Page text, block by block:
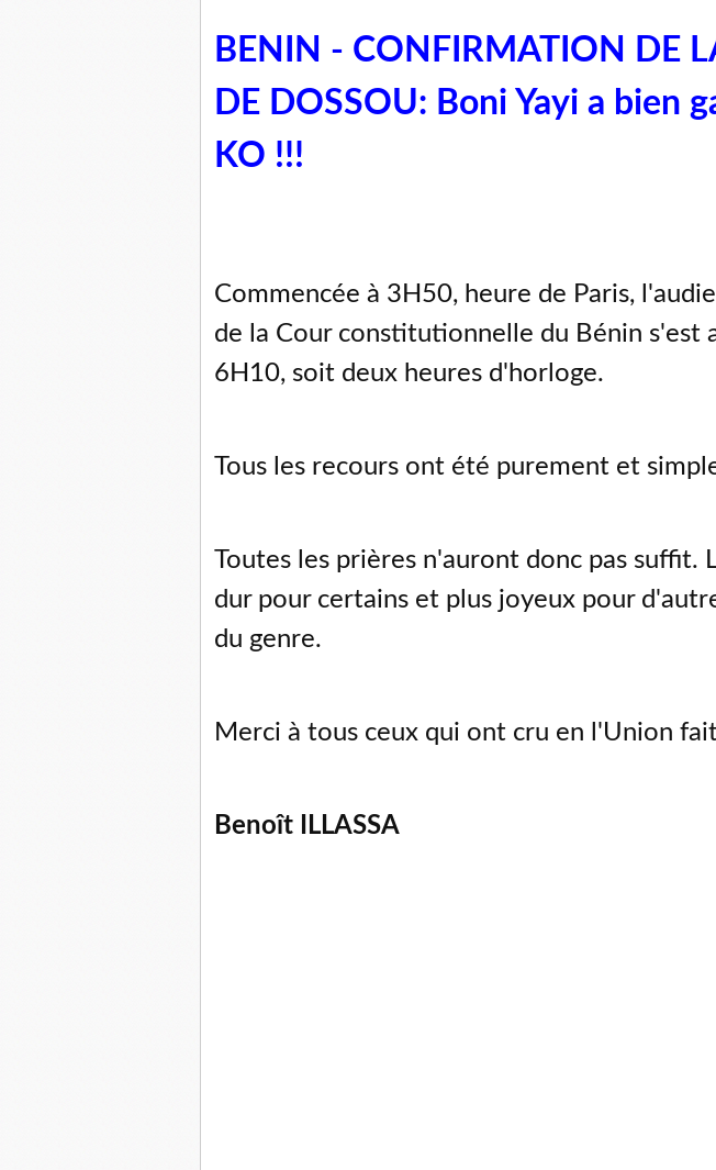
BENIN - CONFIRMATION DE
DE DOSSOU: Boni Yayi a bien
KO !!!
Commencée à 3H50, heure de Paris,
de la Cour constitutionnelle du Bénin s'est
6H10, soit deux heures d'horloge.
Tous les recours ont été purement et
Toutes les prières n'auront donc pas suffit.
dur pour certains et plus joyeux pour
du genre.
Merci à tous ceux qui ont cru en l'Union
Benoît ILLASSA